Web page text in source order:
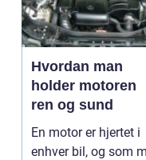
Hvordan man
holder motoren
ren og sund
En motor er hjertet i
enhver bil, og som